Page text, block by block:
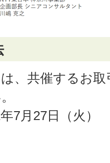
、共催するお
7月27日（火）